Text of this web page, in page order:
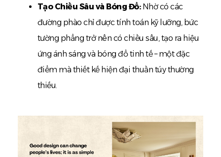
Tạo Chiều Sâu và Bóng Đổ:Nhờ có các
đường phào chỉ được tính toán kỹ lưỡng, bức
tường phẳng trở nên có chiều sâu, tạo ra hiệu
ứng ánh sáng và bóng đổ tinh tế – một đặc
điểm mà thiết kế hiện đại thuần túy thường
thiếu.